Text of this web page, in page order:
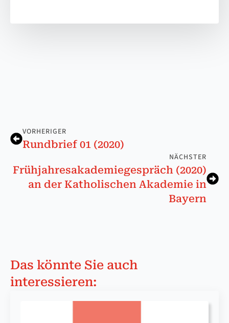
VORHERIGER
Rund­brief 01 (2020)
NÄCHSTER
Früh­jah­res­aka­de­mie­ge­spräch (2020)
an der Ka­tho­li­schen Aka­de­mie in
Bay­ern
Das könnte Sie auch
interessieren: